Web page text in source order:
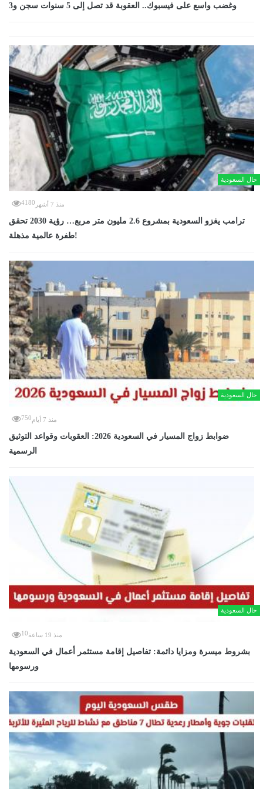
وغضب واسع على فيسبوك.. العقوبة قد تصل إلى 5 سنوات سجن و3
حال السعودية
منذ 7 أشهر 4180
ترامب يغزو السعودية بمشروع 2.6 مليون متر مربع… رؤية 2030 تحقق
طفرة عالمية مذهلة!
حال السعودية
منذ 7 أيام 750
ضوابط زواج المسيار في السعودية 2026: العقوبات وقواعد التوثيق
الرسمية
حال السعودية
منذ 19 ساعة 10
بشروط ميسرة ومزايا دائمة: تفاصيل إقامة مستثمر أعمال في السعودية
ورسومها